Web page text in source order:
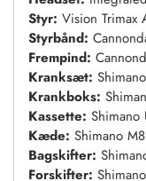
Styr: Vision Trimax
Styrbånd:
Frempind:
Kranksæt:
Krankboks:
Kassette: Shimano
Kæde: Shimano
Bagskifter:
Forskifter: